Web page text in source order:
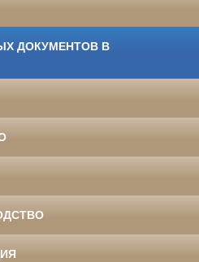
ДОКУМЕНТОВ В